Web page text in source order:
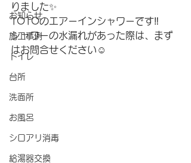
お知らせ
施工事例
トイレ
台所
洗面所
お風呂
シロアリ消毒
給湯器交換
りました✨
TOTOのエアーインシャワーです‼
シャワーの水漏れがあった際は、まず
はお問合せください☺️